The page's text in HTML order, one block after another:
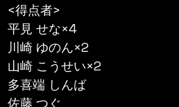
<得点者>
平見 せな×4
川崎 ゆのん×2
山崎 こうせい×2
多喜端 しんば
佐藤 つぐ